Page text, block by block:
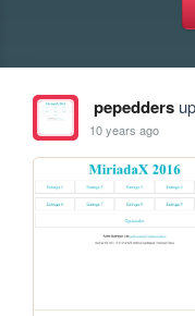
pepedders
10 years ago